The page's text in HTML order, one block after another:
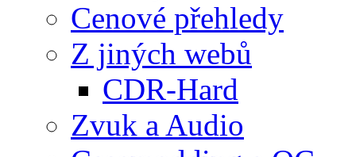
Cenové přehledy
Z jiných webů
CDR-Hard
Zvuk a Audio